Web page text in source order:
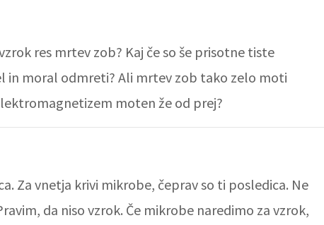
res mrtev zob? Kaj če so še prisotne tiste
in moral odmreti? Ali mrtev zob tako zelo moti
moten že od prej?
Za vnetja krivi mikrobe, čeprav so ti posledica. Ne
da niso vzrok. Če mikrobe naredimo za vzrok,